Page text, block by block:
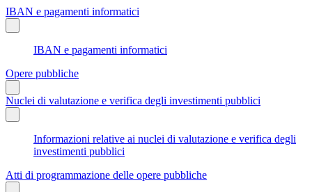
IBAN e pagamenti informatici
IBAN e pagamenti informatici
Opere pubbliche
Nuclei di valutazione e verifica degli investimenti pubblici
Informazioni relative ai nuclei di valutazione e verifica degli
investimenti pubblici
Atti di programmazione delle opere pubbliche